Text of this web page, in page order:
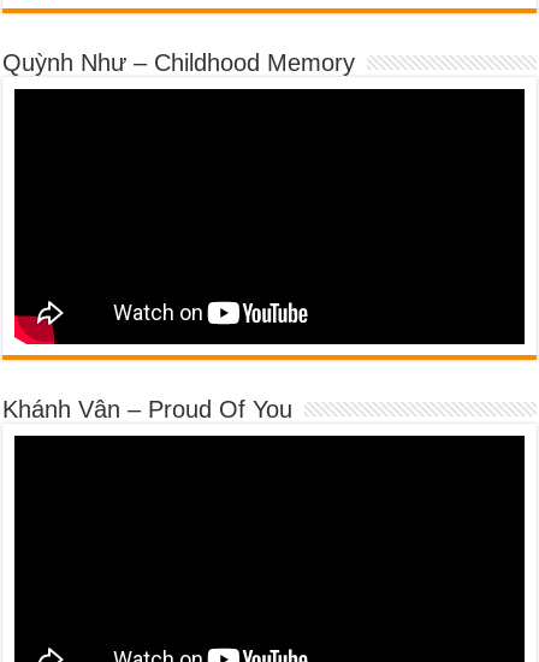
Quỳnh Như – Childhood Memory
Khánh Vân – Proud Of You